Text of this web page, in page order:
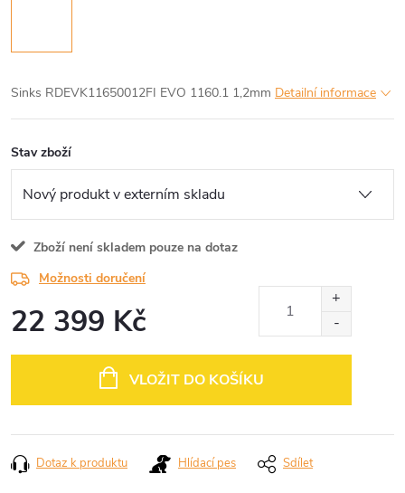
Sinks RDEVK11650012FI EVO 1160.1 1,2mm Detailní informace
Stav zboží
Zboží není skladem pouze na dotaz
Možnosti doručení
22 399 Kč
VLOŽIT DO KOŠÍKU
Dotaz k produktu Hlídací pes Sdílet